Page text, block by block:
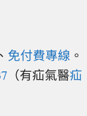
、 免付費專線 。
（有疝氣醫疝